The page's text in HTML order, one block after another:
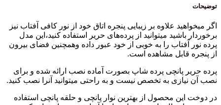
توضیحات
اگر میخواهید علاوه بر زیبایی پنجره اتاق خود از نور کافی آفتاب نیز
برخوردار باشید میتوانید از پرده‌های حریر استفاده کنید،این مدل
پرده نور آفتاب را به خوبی از خود عبور داده وهمچنین فضای بیرون
از پنجره قابل مشاهده است.
پرده حریر پانچی پرده شاپ بصورت آماده نصب ارائه شده و برای
نصب آن نیازی به تخصص نیست و به راحتی میتوانید آنرا نصب کنید.
در دوخت این محصول از بهترین نوار پانچی و حلقه پانچی استفاده